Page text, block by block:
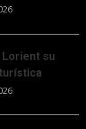
su